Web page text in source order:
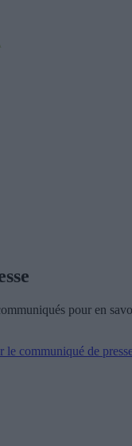
pour en
le communiqué de